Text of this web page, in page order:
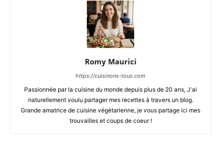
Romy Maurici
https://cuisinons-tous.com
Passionnée par la cuisine du monde depuis plus de 20 ans, J'ai
naturellement voulu partager mes recettes à travers un blog.
Grande amatrice de cuisine végétarienne, je vous partage ici mes
trouvailles et coups de coeur !